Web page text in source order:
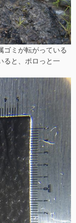
ゴミが転がっている
ると、ポロっと一